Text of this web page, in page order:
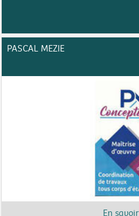
PASCAL MEZIE